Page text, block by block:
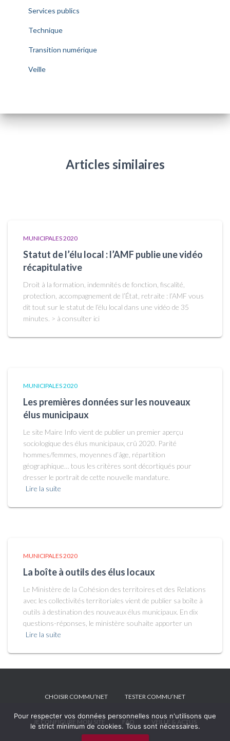
Services publics
Technique
Transition numérique
Veille
Articles similaires
MUNICIPALES 2020
Statut de l’élu local : l’AMF publie une vidéo
récapitulative
Droit à la formation, indemnités de fonction, fiscalité,
protection, accompagnement de l’État, retraite : l’AMF vous
dit tout sur le statut de l’élu local dans une vidéo de 35
minutes. > à consulter ici
MUNICIPALES 2020
Les premières données sur les nouveaux
élus municipaux
Le site Maire Info vient de publier un premier aperçu
sociologique des élus municipaux, crû 2020. Parité
hommes/femmes, moyennes d’âge, répartition
géographique… tous les critères sont décortiqués pour
dresser le portrait de cette nouvelle mandature.
Lire la suite
MUNICIPALES 2020
La boîte à outils des élus locaux
Le Ministère de la Cohésion des territoires et des Relations
avec les collectivités territoriales vient de publier sa boîte à
outils à destination des nouveaux élus municipaux. En dix
questions-réponses, le ministère souhaite apporter un
Lire la suite
CHOISIR COMMU’NET TESTER COMMU’NET
JE CONFIGURE MON SITE FAQ VEILLE & ACTUS
Pour respecter vos données personnelles nous n'utilisons que
le strict minimum de cookies. Tous sont nécessaires.